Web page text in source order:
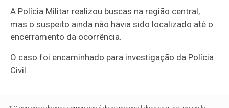
A Polícia Militar realizou buscas na região central,
mas o suspeito ainda não havia sido localizado até o
encerramento da ocorrência.
O caso foi encaminhado para investigação da Polícia
Civil.